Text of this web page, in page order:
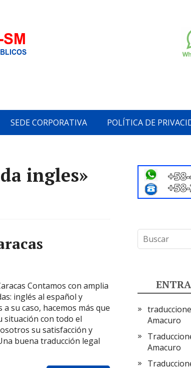
SEDE CORPORATIVA POLÍTICA DE
ingles»
Contamos con amplia
inglés al español y
su caso, hacemos más que
con todo el
su satisfacción y
buena traducción legal
Amacuro
Amacuro